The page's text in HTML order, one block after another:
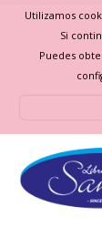
Utilizamos
Si
Puedes